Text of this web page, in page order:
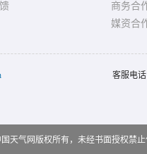
商务合
媒资合
客服电
国天气网版权所有，未经书面授权